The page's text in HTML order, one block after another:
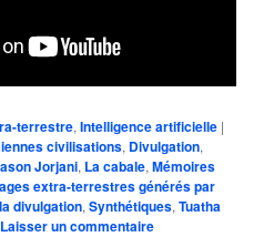
terrestre,Intelligence artificielle |
civilisations, Divulgation,
Jorjani, La cabale,Mémoires
extra-terrestres générés par
divulgation,Synthétiques,Tuatha
Laisser un commentaire